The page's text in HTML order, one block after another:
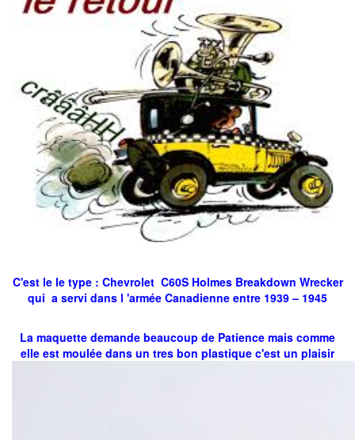
C'est le le type : Chevrolet C60S Holmes Breakdown Wrecker
qui a servi dans l 'armée Canadienne entre 1939 – 1945
La maquette demande beaucoup de Patience mais comme
elle est moulée dans un tres bon plastique c'est un plaisir